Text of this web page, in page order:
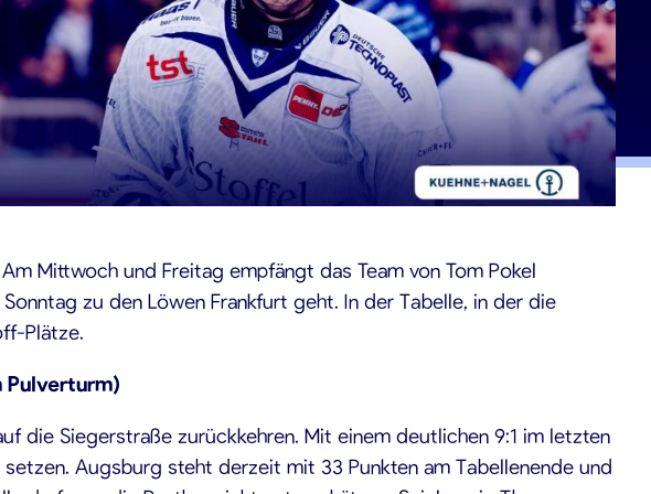
Mittwoch und Freitag empfängt das Team von Tom Pokel
zu den Löwen Frankfurt geht. In der Tabelle, in der die
Plätze.
Pulverturm)
die Siegerstraße zurückkehren. Mit einem deutlichen 9:1 im letzten
Augsburg steht derzeit mit 33 Punkten am Tabellenende und